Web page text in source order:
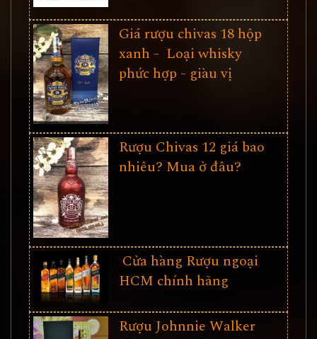
Giá rượu chivas 18 hộp
xanh - Loại whisky
phức hợp - giàu vị
Rượu Chivas 12 giá bao
nhiêu? Mua ở đâu?
Cửa hàng Rượu ngoại
HCM chính hãng
Rượu Johnnie Walker